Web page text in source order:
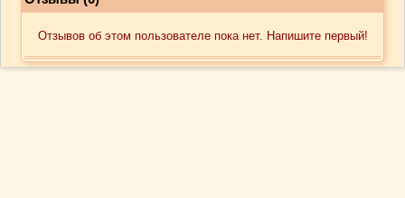
Отзывов об этом пользователе пока нет. Напишите первый!